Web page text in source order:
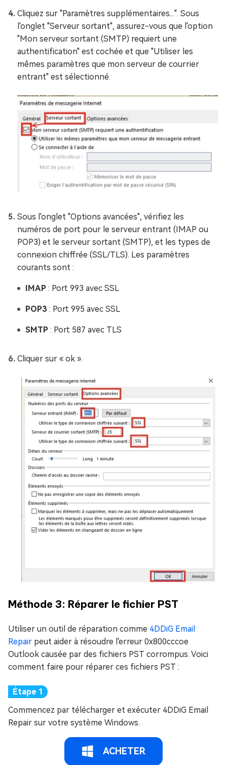
Cliquez sur "Paramètres supplémentaires...". Sous
l'onglet "Serveur sortant", assurez-vous que l'option
"Mon serveur sortant (SMTP) requiert une
authentification" est cochée et que "Utiliser les
mêmes paramètres que mon serveur de courrier
entrant" est sélectionné.
Sous l'onglet "Options avancées", vérifiez les
numéros de port pour le serveur entrant (IMAP ou
POP3) et le serveur sortant (SMTP), et les types de
connexion chiffrée (SSL/TLS). Les paramètres
courants sont :
IMAP : Port 993 avec SSL
POP3 : Port 995 avec SSL
SMTP : Port 587 avec TLS
Cliquer sur « ok ».
Méthode 3: Réparer le fichier PST
Utiliser un outil de réparation comme 4DDiG Email
Repair peut aider à résoudre l'erreur 0x800cccoe
Outlook causée par des fichiers PST corrompus. Voici
comment faire pour réparer ces fichiers PST :
Commencez par télécharger et exécuter 4DDiG Email
Repair sur votre système Windows.
ACHETER